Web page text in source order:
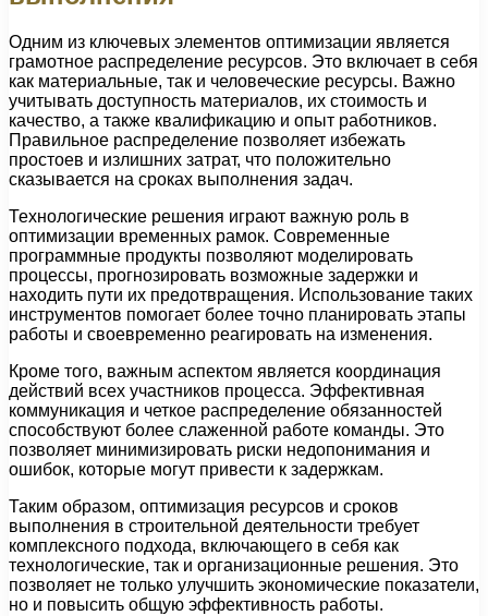
Одним из ключевых элементов оптимизации является
грамотное распределение ресурсов. Это включает в себя
как материальные, так и человеческие ресурсы. Важно
учитывать доступность материалов, их стоимость и
качество, а также квалификацию и опыт работников.
Правильное распределение позволяет избежать
простоев и излишних затрат, что положительно
сказывается на сроках выполнения задач.
Технологические решения играют важную роль в
оптимизации временных рамок. Современные
программные продукты позволяют моделировать
процессы, прогнозировать возможные задержки и
находить пути их предотвращения. Использование таких
инструментов помогает более точно планировать этапы
работы и своевременно реагировать на изменения.
Кроме того, важным аспектом является координация
действий всех участников процесса. Эффективная
коммуникация и четкое распределение обязанностей
способствуют более слаженной работе команды. Это
позволяет минимизировать риски недопонимания и
ошибок, которые могут привести к задержкам.
Таким образом, оптимизация ресурсов и сроков
выполнения в строительной деятельности требует
комплексного подхода, включающего в себя как
технологические, так и организационные решения. Это
позволяет не только улучшить экономические показатели,
но и повысить общую эффективность работы.